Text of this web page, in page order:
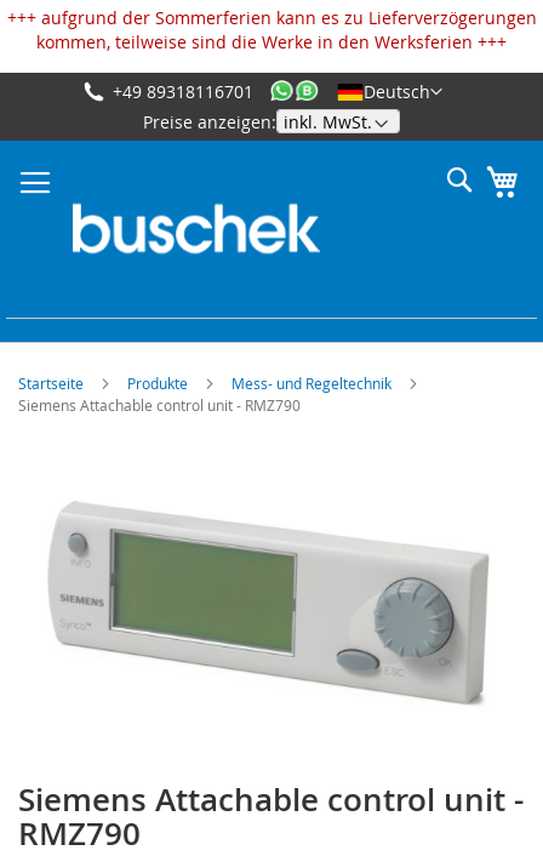
+++ aufgrund der Sommerferien kann es zu Lieferverzögerungen
kommen, teilweise sind die Werke in den Werksferien +++
Zum
Inhalt
Deutsch
Preise anzeigen:
+49 89318116701
Suche
Startseite Produkte
Mess- und Regeltechnik
Siemens Attachable control unit - RMZ790
Bildgalerie
springen
Zum
Anfang
der
Siemens Attachable control unit -
RMZ790
Cookie-Einstellungen